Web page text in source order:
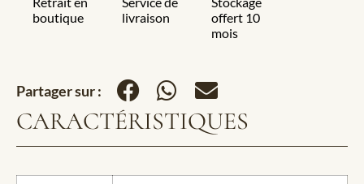
CARACTÉRISTIQUES
boutique
livraison
offert 10
mois
Partager sur :